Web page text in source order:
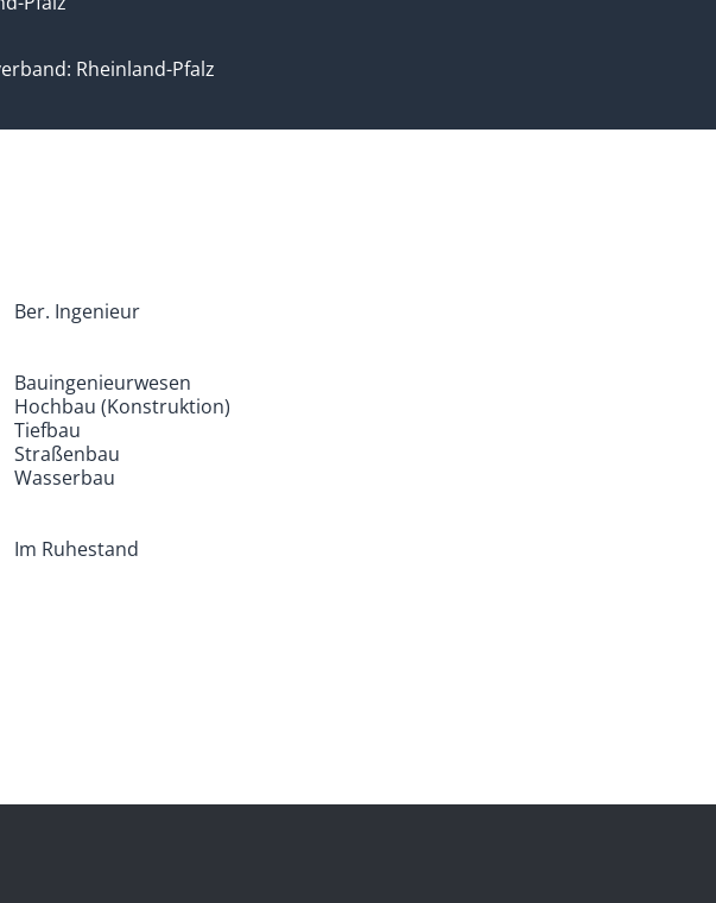
Rheinland-Pfalz
Ber. Ingenieur
Bauingenieurwesen
Hochbau (Konstruktion)
Tiefbau
Straßenbau
Wasserbau
Im Ruhestand